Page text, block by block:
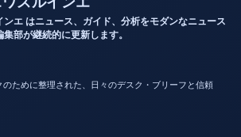
ンエ はニュース、ガイド、分析をモダンなニュース
部が継続的に更新します。
ために整理された、日々のデスク・ブリーフと信頼